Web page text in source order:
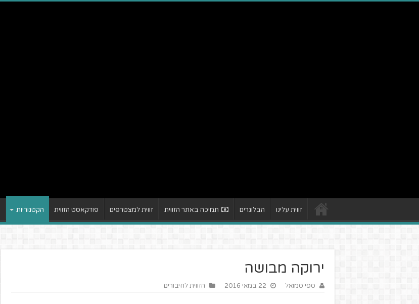
זווית עלינו הבלוגרים תמיכה באתר הזווית זווית למצטרפים פודקאסט הזווית הקטגוריות
ירוקה מבושה
ספי סמואל 22 במאי 2016 הזווית לחיבורים